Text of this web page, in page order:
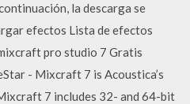
la descarga se
efectos Lista de efectos
pro studio 7 Gratis
- Mixcraft 7 is Acoustica’s
7 includes 32- and 64-bit